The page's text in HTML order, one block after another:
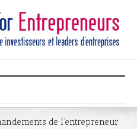
de l’entrepreneur